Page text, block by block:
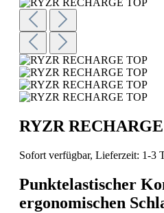
RYZR
Sofort verfügbar, Lieferzeit: 1-3
Punktelastischer
ergonomischen